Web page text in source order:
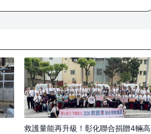
救護量能再升級！彰化聯合捐贈4輛高